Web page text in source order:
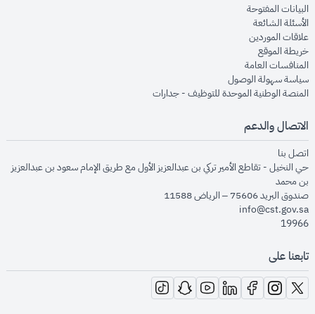
البيانات المفتوحةopens in new window
الأسئلة الشائعةopens in new window
علاقات الموردينopens in new window
خريطة الموقعopens in new window
المنافسات العامةopens in new window
سياسة سهولة الوصولopens in new window
المنصة الوطنية الموحدة للتوظيف - جداراتopens in new window
الاتصال والدعم
اتصل بنا
حي النخيل - تقاطع الأمير تركي بن عبدالعزيز الأول مع طريق الإمام سعود بن عبدالعزيز
بن محمد
صندوق البريد 75606 – الرياض 11588
info@cst.gov.sa
19966
تابعنا على
opens in new window
opens in new window
opens in new window
opens in new window
opens in new window
opens in new window
opens in new window